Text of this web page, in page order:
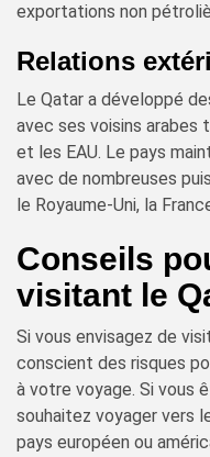
exportations non
Relations
Le Qatar a développé
avec ses voisins arabes
et les EAU. Le pays
avec de nombreuses
le Royaume-Uni, la
Conseils
visitant le
Si vous envisagez de
conscient des risques
à votre voyage. Si vous
souhaitez voyager vers
pays européen ou